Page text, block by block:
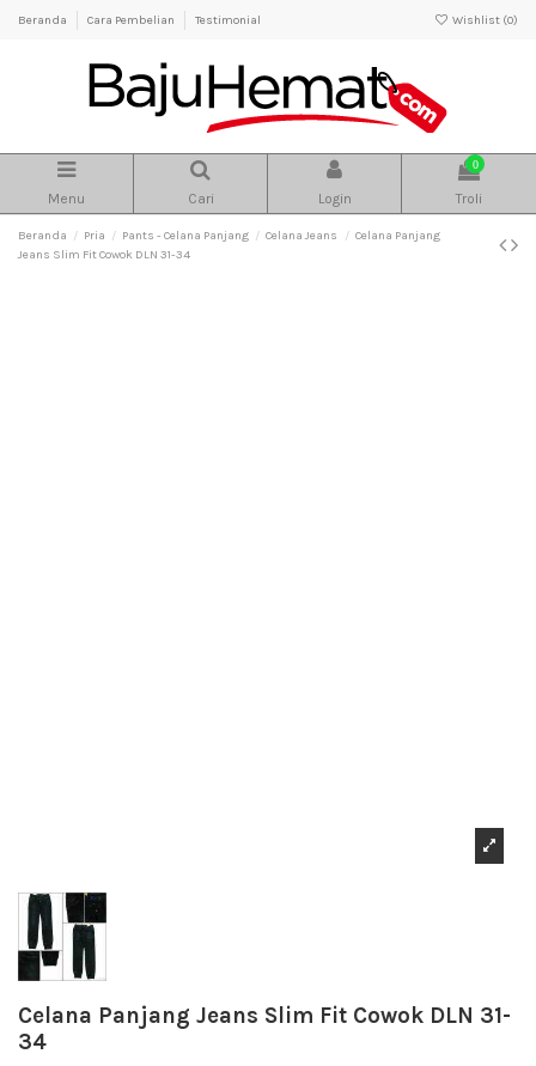
Beranda Cara Pembelian Testimonial Wishlist (0)
Menu Cari Login
0
Troli
Beranda Pria Pants - Celana Panjang Celana Jeans
Celana Panjang
Jeans Slim Fit Cowok DLN 31-34
Celana Panjang Jeans Slim Fit Cowok DLN 31-
34